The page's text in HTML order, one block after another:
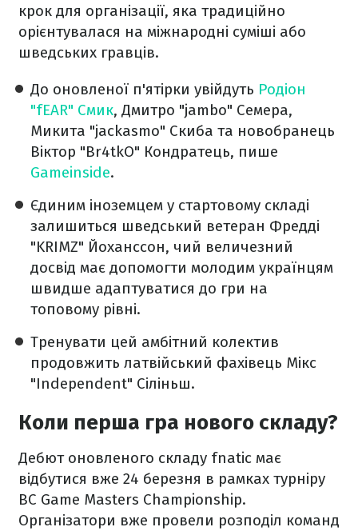
крок для організації, яка традиційно
орієнтувалася на міжнародні суміші або
шведських гравців.
До оновленої п'ятірки увійдуть Родіон
"fEAR" Смик, Дмитро "jambo" Семера,
Микита "jackasmo" Скиба та новобранець
Віктор "Br4tkO" Кондратець, пише
Gameinside.
Єдиним іноземцем у стартовому складі
залишиться шведський ветеран Фредді
"KRIMZ" Йоханссон, чий величезний
досвід має допомогти молодим українцям
швидше адаптуватися до гри на
топовому рівні.
Тренувати цей амбітний колектив
продовжить латвійський фахівець Мікс
"Independent" Сіліньш.
Коли перша гра нового складу?
Дебют оновленого складу fnatic має
відбутися вже 24 березня в рамках турніру
BC Game Masters Championship.
Організатори вже провели розподіл команд